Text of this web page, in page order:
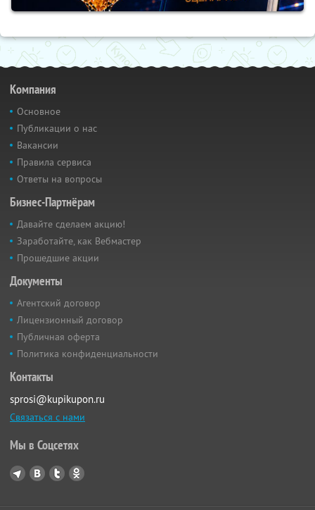
Компания
Основное
Публикации о нас
Вакансии
Правила сервиса
Ответы на вопросы
Бизнес-Партнёрам
Давайте сделаем акцию!
Заработайте, как Вебмастер
Прошедшие акции
Документы
Агентский договор
Лицензионный договор
Публичная оферта
Политика конфиденциальности
Контакты
sprosi@kupikupon.ru
Связаться с нами
Мы в Соцсетях